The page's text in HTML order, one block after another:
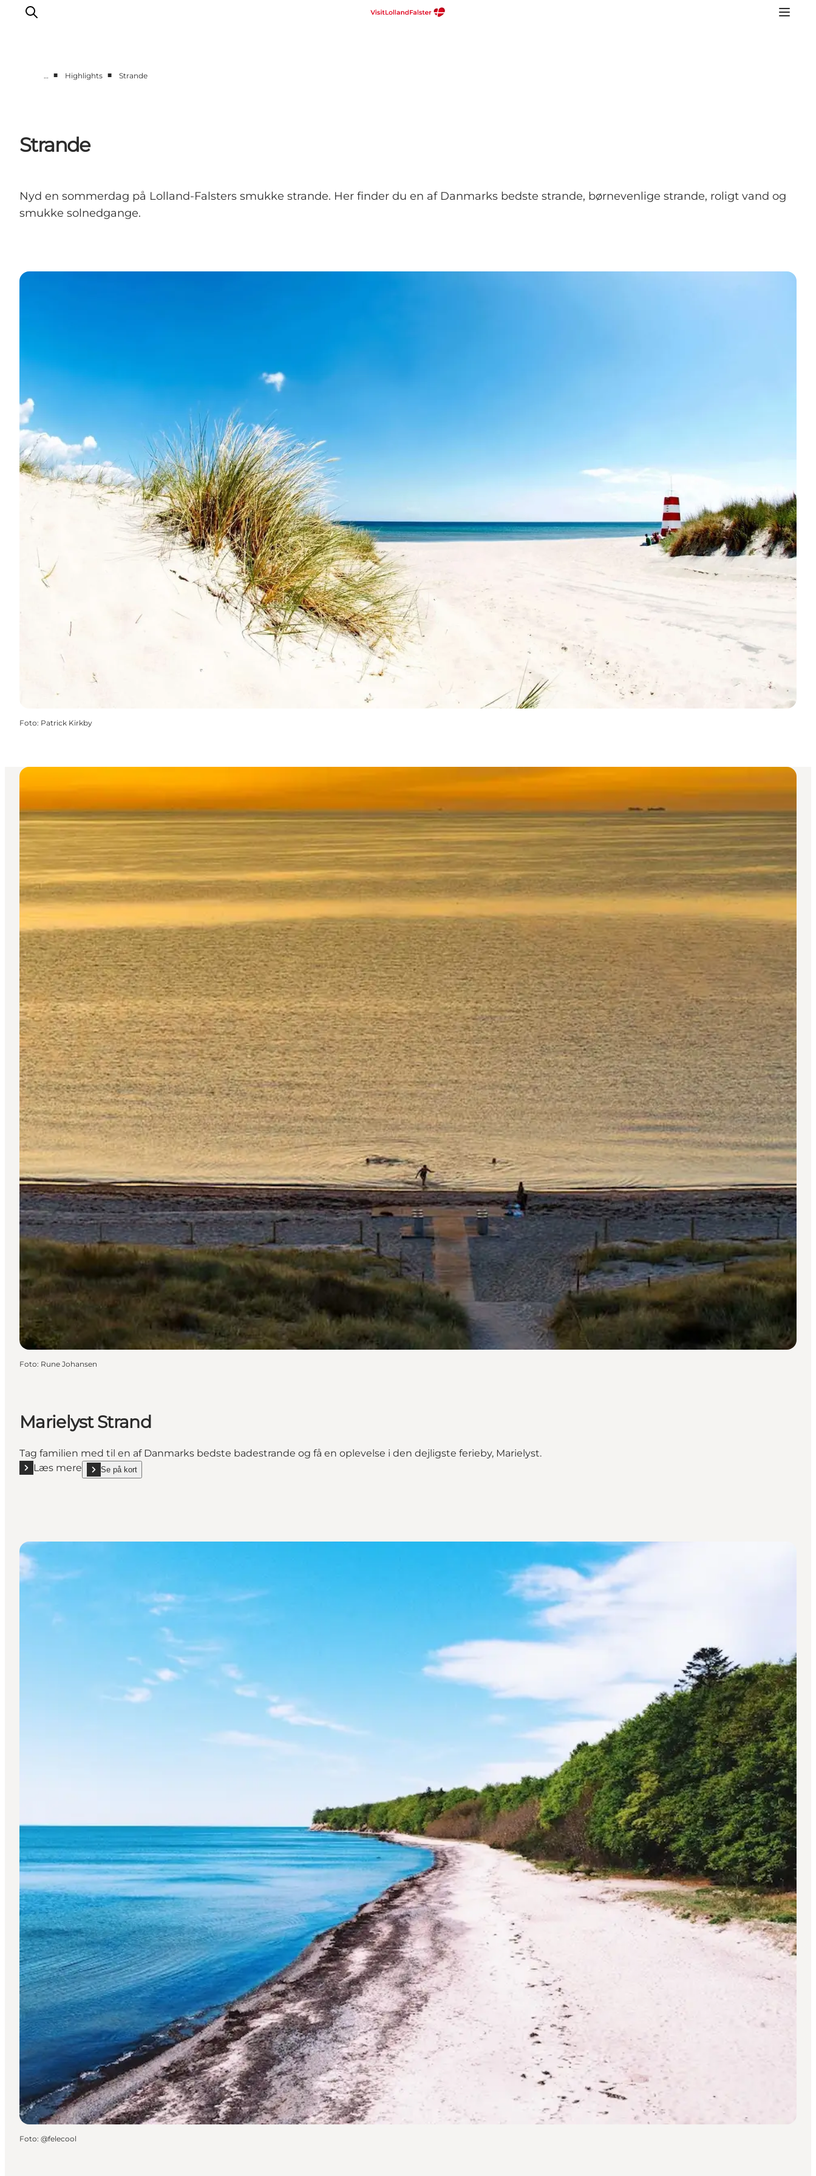
For børn
Kultur
Planlæg din ferie
… ■ Highlights ■ Strande
Strande
Nyd en sommerdag på Lolland-Falsters smukke strande. Her finder du en af Danmarks bedste strande, børnevenlige strande, roligt vand og
smukke solnedgange.
Foto: Patrick Kirkby
Foto: Rune Johansen
Marielyst Strand
Tag familien med til en af Danmarks bedste badestrande og få en oplevelse i den dejligste ferieby, Marielyst.
Læs mere
Læs mere "Marielyst Strand"
Se på kort
show Marielyst Strand on_map
Foto: @felecool